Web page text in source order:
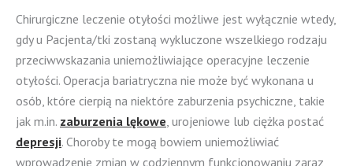
Chirurgiczne leczenie otyłości możliwe jest wyłącznie wtedy,
gdy u Pacjenta/tki zostaną wykluczone wszelkiego rodzaju
przeciwwskazania uniemożliwiające operacyjne leczenie
otyłości. Operacja bariatryczna nie może być wykonana u
osób, które cierpią na niektóre zaburzenia psychiczne, takie
jak m.in. zaburzenia lękowe , urojeniowe lub ciężka postać
depresji. Choroby te mogą bowiem uniemożliwiać
wprowadzenie zmian w codziennym funkcjonowaniu zaraz